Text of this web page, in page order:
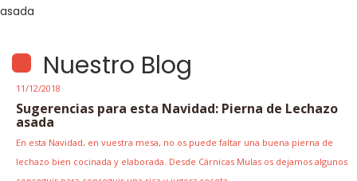
asada
Nuestro Blog
11/12/2018
Sugerencias para esta Navidad: Pierna de Lechazo
asada
En esta Navidad, en vuestra mesa, no os puede faltar una buena pierna de
lechazo bien cocinada y elaborada. Desde Cárnicas Mulas os dejamos algunos